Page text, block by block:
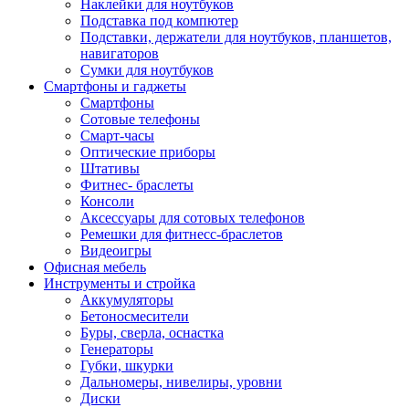
Наклейки для ноутбуков
Подставка под компютер
Подставки, держатели для ноутбуков, планшетов,
навигаторов
Сумки для ноутбуков
Смартфоны и гаджеты
Смартфоны
Сотовые телефоны
Смарт-часы
Оптические приборы
Штативы
Фитнес- браслеты
Консоли
Аксессуары для сотовых телефонов
Ремешки для фитнесс-браслетов
Видеоигры
Офисная мебель
Инструменты и стройка
Аккумуляторы
Бетоносмесители
Буры, сверла, оснастка
Генераторы
Губки, шкурки
Дальномеры, нивелиры, уровни
Диски